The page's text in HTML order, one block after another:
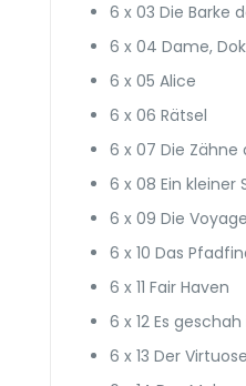
6 x 03 Die Barke
6 x 04 Dame,
6 x 05 Alice
6 x 06 Rätsel
6 x 07 Die Zähne
6 x 08 Ein kleiner
6 x 09 Die
6 x 10 Das
6 x 11 Fair Haven
6 x 12 Es
6 x 13 Der Virtuose